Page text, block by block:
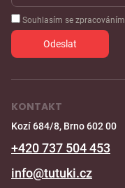
Souhlasím se zpracováním
KONTAKT
Kozí 684/8, Brno 602 00
+420 737 504 453
info@tutuki.cz